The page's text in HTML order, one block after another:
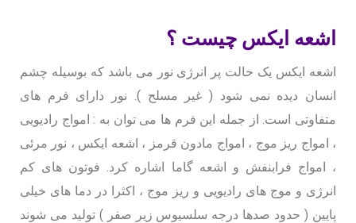
اشعه ایکس چیست ؟
اشعه ایکس یک حالت پر انرژی نور می باشد که بوسیله چشم
انسان دیده نمی شود ( غیر مسلح ). نور دارای فرم های
متفاوتی است. از جمله این فرم ها می توان به : امواج رادیویی
، امواج ریز موج ، امواج مادون قرمز ، اشعه ایکس ، نور مرئی
، امواج فرابنفش و اشعه گاما اشاره کرد. فوتون های کم
انرژی و موج های رادیویی و ریز موج ، اکثرا در دما های خیلی
پایین ( حدود صدها درجه سلسیوس زیر صفر ) تولید می شوند